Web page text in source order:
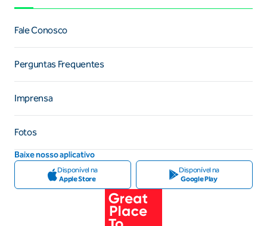
Fale Conosco
Perguntas Frequentes
Imprensa
Fotos
Baixe nosso aplicativo
Disponível na
Apple Store
Disponível na
Google Play